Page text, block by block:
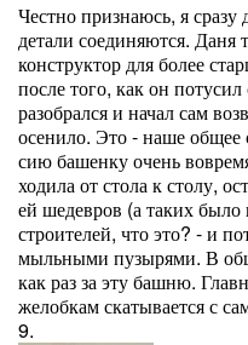
Честно признаюсь, я сразу
детали соединяются. Даня
конструктор для более
после того, как он
разобрался и начал сам
осенило. Это - наше
сию башенку очень
ходила от стола к столу,
ей шедевров (а таких
строителей, что это? - и
мыльными пузырями. В
как раз за эту башню.
желобкам скатывается с
9.